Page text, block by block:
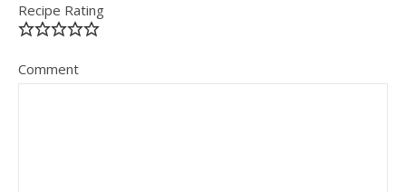
Recipe Rating
Comment